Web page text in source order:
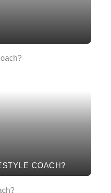
COACH?